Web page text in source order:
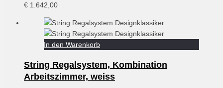
€ 1.642,00
In den Warenkorb
String Regalsystem, Kombination
Arbeitszimmer, weiss